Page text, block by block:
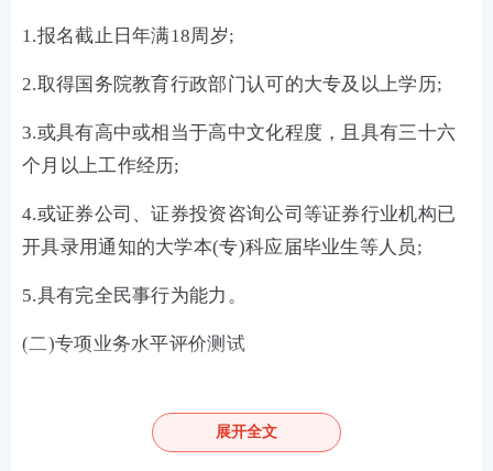
1.报名截止日年满18周岁;
2.取得国务院教育行政部门认可的大专及以上学历;
3.或具有高中或相当于高中文化程度，且具有三十六
个月以上工作经历;
4.或证券公司、证券投资咨询公司等证券行业机构已
开具录用通知的大学本(专)科应届毕业生等人员;
5.具有完全民事行为能力。
(二)专项业务水平评价测试
或符合《证券公司董事、监事、高级管理人员及从业
人员管理规则》第十条规定的相关人员,可报名参加专
展开全文